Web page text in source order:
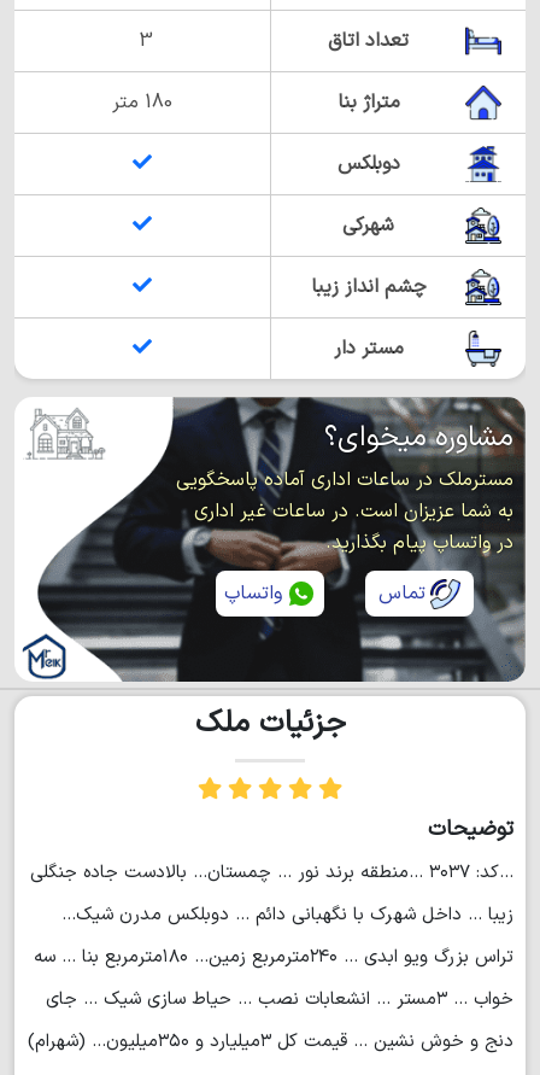
تعداد اتاق 3
متراژ بنا 180 متر
دوبلکس
شهرکی
چشم انداز زیبا
مستر دار
مشاوره میخوای؟
مسترملک در ساعات اداری آماده پاسخگویی
به شما عزیزان است. در ساعات غیر اداری
در واتساپ پیام بگذارید.
تماس
واتساپ
جزئیات ملک
توضیحات
...کد: ۳۰۳۷ ...منطقه برند نور ... چمستان... بالادست جاده جنگلی
زیبا ... داخل شهرک با نگهبانی دائم ... دوبلکس مدرن شیک...
تراس بزرگ ویو ابدی ... ۲۴۰مترمربع زمین... ۱۸۰مترمربع بنا ... سه
خواب ... ۳مستر ... انشعابات نصب ... حیاط سازی شیک ... جای
دنج و خوش نشین ... قیمت کل ۳میلیارد و ۳۵۰میلیون... (شهرام)